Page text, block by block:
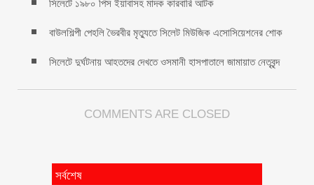
সিলেটে ১৯৮০ পিস ইয়াবাসহ মাদক কারবারি আটক
বাউলশিল্পী পেহলি ভৈরবীর মৃত্যুতে সিলেট মিউজিক এসোসিয়েশনের শোক
সিলেটে দুর্ঘটনায় আহতদের দেখতে ওসমানী হাসপাতালে জামায়াত নেতৃবৃন্দ
COMMENTS ARE CLOSED
সর্বশেষ